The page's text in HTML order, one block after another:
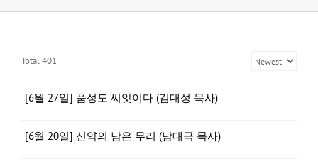
Total 401
[6월 27일] 품성도 씨앗이다 (김대성 목사)
[6월 20일] 신약의 남은 무리 (남대극 목사)